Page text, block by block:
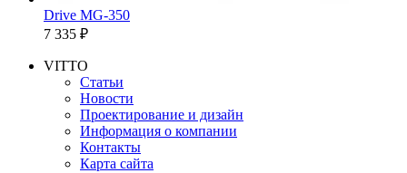
Drive MG-350
7 335 ₽
VITTO
Статьи
Новости
Проектирование и дизайн
Информация о компании
Контакты
Карта сайта